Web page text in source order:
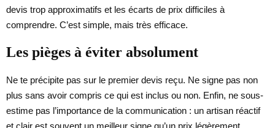
devis trop approximatifs et les écarts de prix difficiles à
comprendre. C’est simple, mais très efficace.
Les pièges à éviter absolument
Ne te précipite pas sur le premier devis reçu. Ne signe pas non
plus sans avoir compris ce qui est inclus ou non. Enfin, ne sous-
estime pas l’importance de la communication : un artisan réactif
et clair est souvent un meilleur signe qu’un prix légèrement